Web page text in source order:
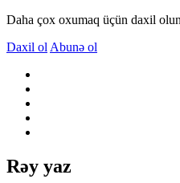
Daha çox oxumaq üçün daxil
Daxil ol Abunə ol
Rəy yaz